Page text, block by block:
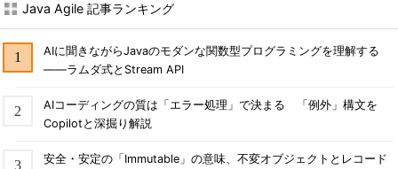
Java Agile 記事ランキング
AIに聞きながらJavaのモダンな関数型プログラミングを理解する
――ラムダ式とStream API
AIコーディングの質は「エラー処理」で決まる 「例外」構文を
Copilotと深掘り解説
安全・安定の「Immutable」の意味、不変オブジェクトとレコード